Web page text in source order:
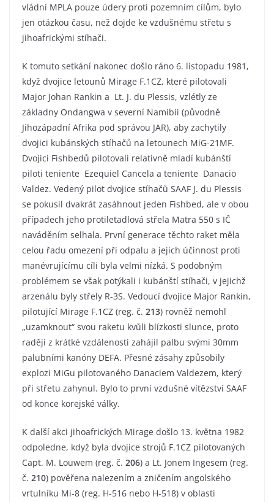
vládní MPLA pouze údery proti pozemním cílům, bylo
jen otázkou času, než dojde ke vzdušnému střetu s
jihoafrickými stíhači.
K tomuto setkání nakonec došlo ráno 6. listopadu 1981,
když dvojice letounů Mirage F.1CZ, které pilotovali
Major Johan Rankin a Lt. J. du Plessis, vzlétly ze
základny Ondangwa v severní Namibii (původně
Jihozápadní Afrika pod správou JAR), aby zachytily
dvojici kubánských stíhačů na letounech MiG-21MF.
Dvojici Fishbedů pilotovali relativně mladí kubánští
piloti teniente Ezequiel Cancela a teniente Danacio
Valdez. Vedený pilot dvojice stíhačů SAAF J. du Plessis
se pokusil dvakrát zasáhnout jeden Fishbed, ale v obou
případech jeho protiletadlová střela Matra 550 s IČ
naváděním selhala. První generace těchto raket měla
celou řadu omezení při odpalu a jejich účinnost proti
manévrujícímu cíli byla velmi nízká. S podobným
problémem se však potýkali i kubánští stíhači, v jejichž
arzenálu byly střely R-3S. Vedoucí dvojice Major Rankin,
pilotující Mirage F.1CZ (reg. č. 213) rovněž nemohl
„uzamknout“ svou raketu kvůli blízkosti slunce, proto
raději z krátké vzdálenosti zahájil palbu svými 30mm
palubními kanóny DEFA. Přesné zásahy způsobily
explozi MiGu pilotovaného Danaciem Valdezem, který
při střetu zahynul. Bylo to první vzdušné vítězství SAAF
od konce korejské války.
K další akci jihoafrických Mirage došlo 13. května 1982
odpoledne, když byla dvojice strojů F.1CZ pilotovaných
Capt. M. Louwem (reg. č. 206) a Lt. Jonem Ingesem (reg.
č. 210) pověřena nalezením a zničením angolského
vrtulníku Mi-8 (reg. H-516 nebo H-518) v oblasti